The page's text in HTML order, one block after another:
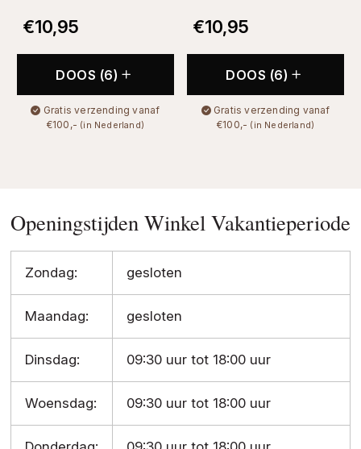
€10,95
DOOS (6)
Gratis verzending vanaf
€100,- (in Nederland)
€10,95
DOOS (6)
Gratis verzending vanaf
€100,- (in Nederland)
Openingstijden Winkel Vakantieperiode
Zondag: gesloten
Maandag: gesloten
Dinsdag: 09:30 uur tot 18:00 uur
Woensdag: 09:30 uur tot 18:00 uur